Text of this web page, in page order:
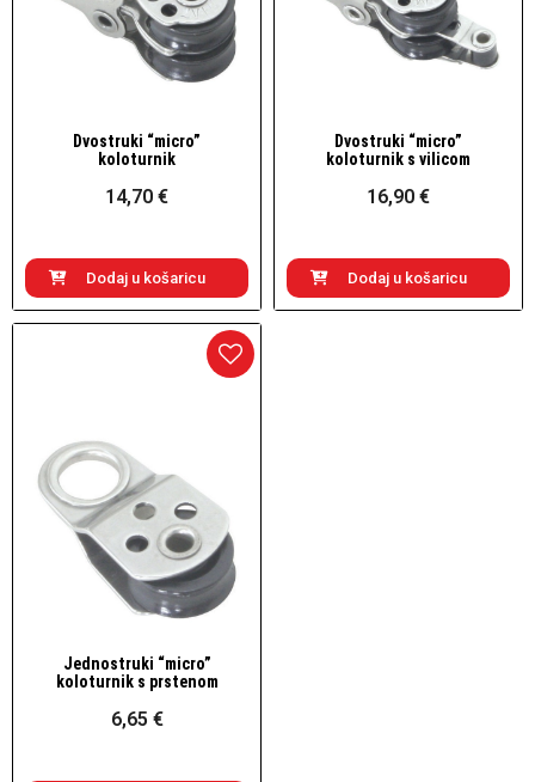
Brzi pogled
Dvostruki “micro”
koloturnik
14,70 €
Dodaj u košaricu
Brzi pogled
Dvostruki “micro”
koloturnik s vilicom
16,90 €
Dodaj u košaricu
Brzi pogled
Jednostruki “micro”
koloturnik s prstenom
6,65 €